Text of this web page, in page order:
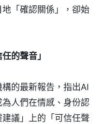
「確認關係」，卻始
的聲音」
的最新報告，指出AI
人們在情感、身份認
議」上的「可信任聲